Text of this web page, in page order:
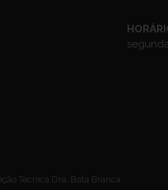
Técnica Dra. Bata Branca